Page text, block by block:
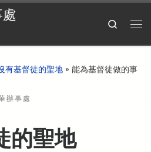
Search
有基督徒的聖地 » 能為基督徒做的事
辦事處
的聖地